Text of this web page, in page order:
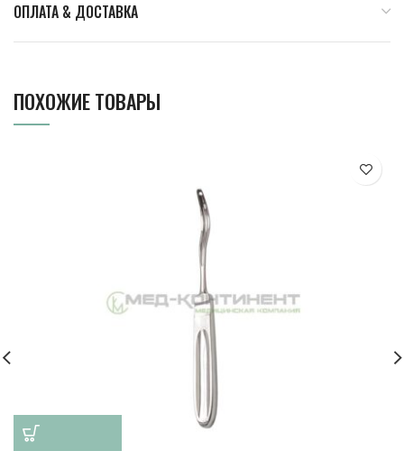
ОПЛАТА & ДОСТАВКА
ПОХОЖИЕ ТОВАРЫ